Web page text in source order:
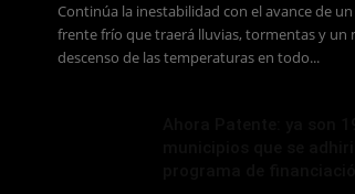
Continúa la inestabilidad con el avance de
frente frío que traerá lluvias, tormentas y un
descenso de las temperaturas en todo...